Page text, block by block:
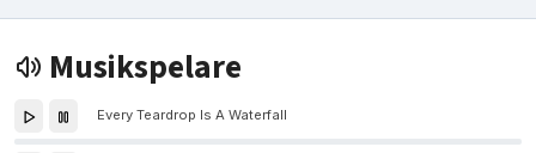
Musikspelare
Every Teardrop Is A Waterfall